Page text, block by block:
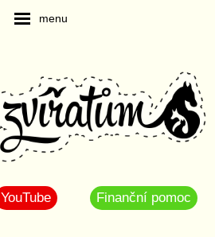
menu
YouTube Finanční pomoc